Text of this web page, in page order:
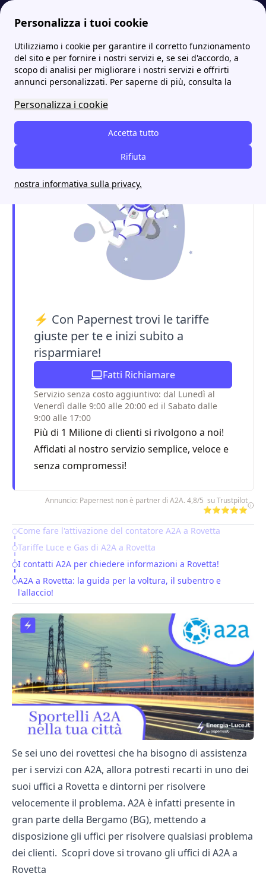
Personalizza i tuoi cookie
Utilizziamo i cookie per garantire il corretto funzionamento
del sito e per fornire i nostri servizi e, se sei d'accordo, a
scopo di analisi per migliorare i nostri servizi e offrirti
annunci personalizzati. Per saperne di più, consulta la
Personalizza i cookie
Accetta tutto
Rifiuta
nostra informativa sulla privacy.
Energia-Luce.it Tutti gli sportelli A2A: gli indirizzi e i contatti A2A Rovetta: punti vendita, attivazione utenze e orari
A2A Rovetta: punti
vendita, attivazione
utenze e orari
⚡ Con Papernest trovi le tariffe
giuste per te e inizi subito a
risparmiare!
Fatti Richiamare
Servizio senza costo aggiuntivo: dal Lunedì al
Venerdì dalle 9:00 alle 20:00 ed il Sabato dalle
9:00 alle 17:00
Più di 1 Milione di clienti si rivolgono a noi!
Affidati al nostro servizio semplice, veloce e
senza compromessi!
Annuncio: Papernest non è partner di A2A. 4,8/5 su Trustpilot
⭐⭐⭐⭐⭐
Table of Contents
Come fare l'attivazione del contatore A2A a Rovetta
Tariffe Luce e Gas di A2A a Rovetta
I contatti A2A per chiedere informazioni a Rovetta!
A2A a Rovetta: la guida per la voltura, il subentro e
l'allaccio!
Se sei uno dei rovettesi che ha bisogno di assistenza
per i servizi con A2A, allora potresti recarti in uno dei
suoi uffici a Rovetta e dintorni per risolvere
velocemente il problema. A2A è infatti presente in
gran parte della Bergamo (BG), mettendo a
disposizione gli uffici per risolvere qualsiasi problema
dei clienti. Scopri dove si trovano gli uffici di A2A a
Rovetta